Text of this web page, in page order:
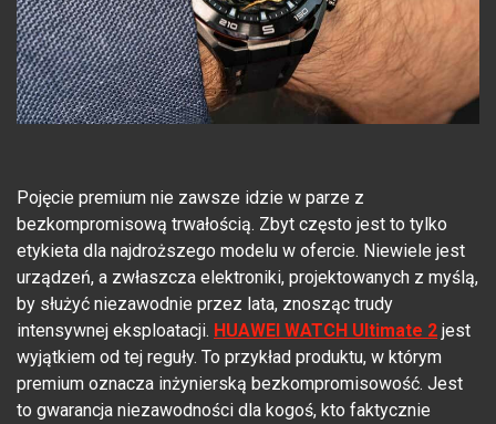
Pojęcie premium nie zawsze idzie w parze z
bezkompromisową trwałością. Zbyt często jest to tylko
etykieta dla najdroższego modelu w ofercie. Niewiele jest
urządzeń, a zwłaszcza elektroniki, projektowanych z myślą,
by służyć niezawodnie przez lata, znosząc trudy
intensywnej eksploatacji. HUAWEI WATCH Ultimate 2 jest
wyjątkiem od tej reguły. To przykład produktu, w którym
premium oznacza inżynierską bezkompromisowość. Jest
to gwarancja niezawodności dla kogoś, kto faktycznie